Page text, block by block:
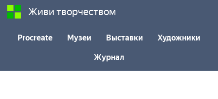
Живи творчеством
Procreate Музеи Выставки Художники
Журнал